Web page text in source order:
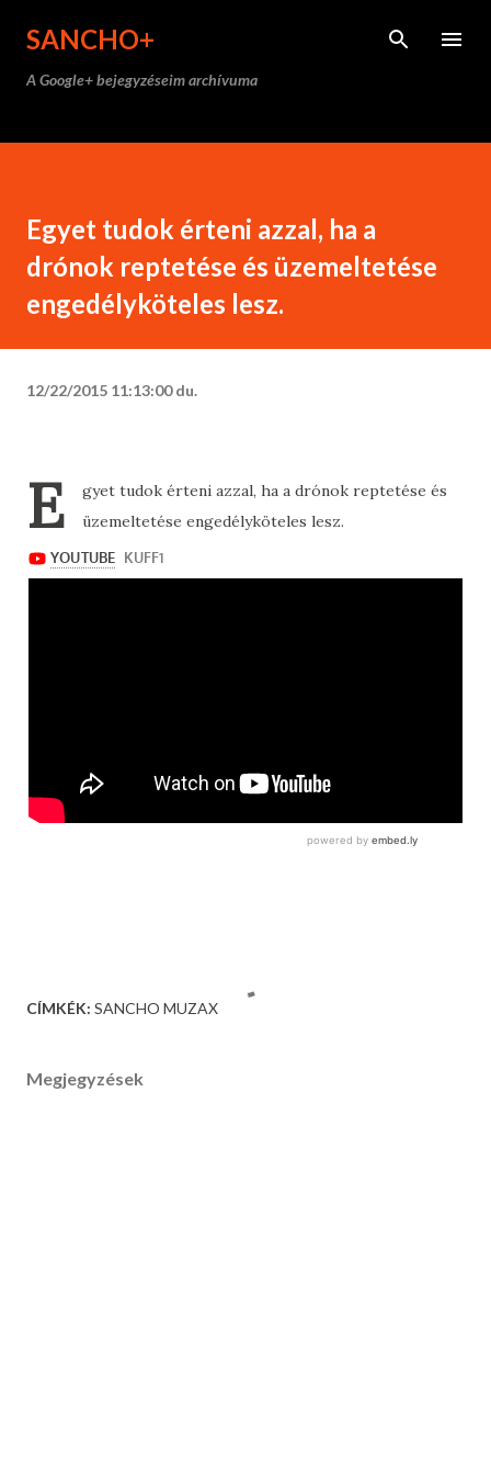
SANCHO+
A Google+ bejegyzéseim archívuma
Egyet tudok érteni azzal, ha a
drónok reptetése és üzemeltetése
engedélyköteles lesz.
12/22/2015 11:13:00 du.
E
gyet tudok érteni azzal, ha a drónok reptetése és
üzemeltetése engedélyköteles lesz.
CÍMKÉK: SANCHO MUZAX
Megjegyzések